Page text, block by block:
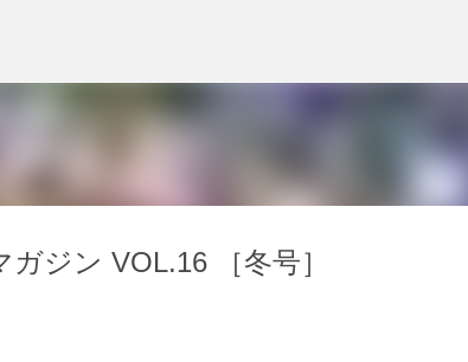
ジン VOL.16 ［冬号］